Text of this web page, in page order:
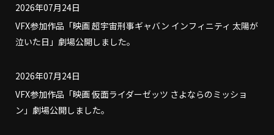
2026年07月24日
VFX参加作品「映画 超宇宙刑事ギャバン インフィニティ 太陽が
泣いた日」劇場公開しました。
2026年07月24日
VFX参加作品「映画 仮面ライダーゼッツ さよならのミッショ
ン」劇場公開しました。